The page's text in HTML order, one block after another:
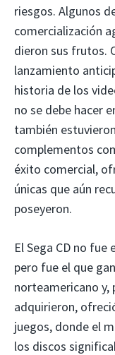
riesgos. Algunos
comercialización
dieron sus frutos.
lanzamiento
historia de los
no se debe hacer
también
complementos
éxito comercial,
únicas que aún
poseyeron.
El Sega CD no
pero fue el que
norteamericano y,
adquirieron,
juegos, donde el
los discos